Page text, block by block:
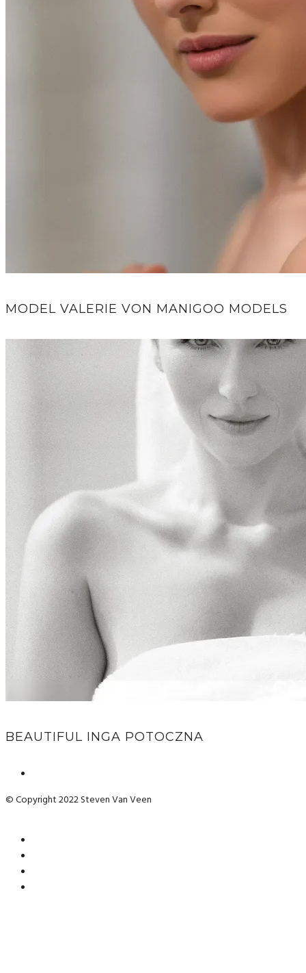
MODEL VALERIE VON MANIGOO MODELS
BEAUTIFUL INGA POTOCZNA
© Copyright 2022 Steven Van Veen